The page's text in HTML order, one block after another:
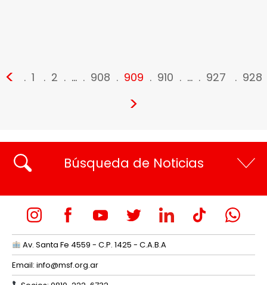
< 1 2 … 908 909 910 … 927 928
>
Búsqueda de Noticias
Av. Santa Fe 4559 - C.P. 1425 - C.A.B.A
Email: info@msf.org.ar